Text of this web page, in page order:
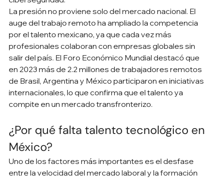
La presión no proviene solo del mercado nacional. El
auge del trabajo remoto ha ampliado la competencia
por el talento mexicano, ya que cada vez más
profesionales colaboran con empresas globales sin
salir del país. El Foro Económico Mundial destacó que
en 2023 más de 2.2 millones de trabajadores remotos
de Brasil, Argentina y México participaron en iniciativas
internacionales, lo que confirma que el talento ya
compite en un mercado transfronterizo.
¿Por qué falta talento tecnológico en
México?
Uno de los factores más importantes es el desfase
entre la velocidad del mercado laboral y la formación